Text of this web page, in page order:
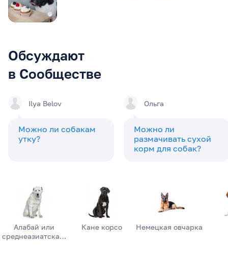
Обсуждают
в Сообществе
Ilya Belov
Можно ли собакам
утку?
Ольга
Можно ли
размачивать сухой
корм для собак?
Алабай или
среднеазиатска…
Кане корсо Немецкая овчарка